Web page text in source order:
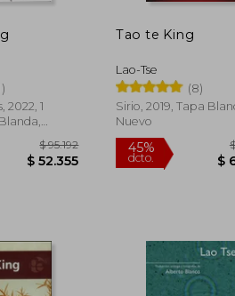
2022, 1
Tao te King
Lao-Tse
(8)
Sirio, 2019, Tapa
Nuevo